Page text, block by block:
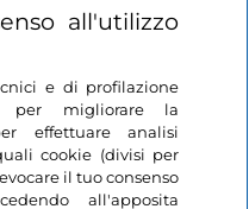
all'utilizzo
e di profilazione
per migliorare la
effettuare analisi
cookie (divisi per
il tuo consenso
all'apposita